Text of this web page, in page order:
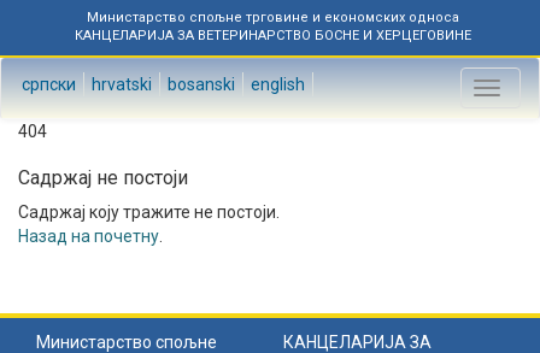
Министарство спољне трговине и економских односа
КАНЦЕЛАРИЈА ЗА ВЕТЕРИНАРСТВО БОСНЕ И ХЕРЦЕГОВИНЕ
српски hrvatski bosanski english
Toggle
404
Садржај не постоји
Садржај коју тражите не постоји.
Назад на почетну
Министарство спољне
КАНЦЕЛАРИЈА ЗА